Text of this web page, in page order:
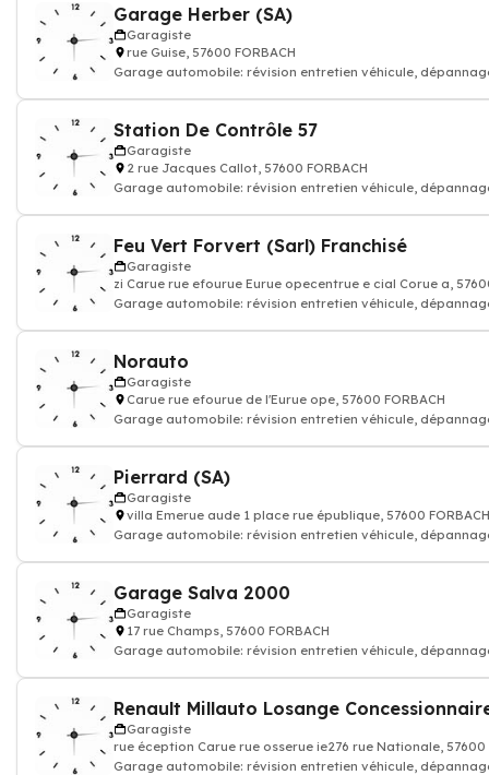
Garage Herber (SA)
Garagiste
rue Guise, 57600 FORBACH
Garage automobile: révision entretien véhicule,
Station De Contrôle 57
Garagiste
2 rue Jacques Callot, 57600 FORBACH
Garage automobile: révision entretien véhicule,
Feu Vert Forvert (Sarl) Franchisé
Garagiste
zi Carue rue efourue Eurue opecentrue e cial Corue a,
Garage automobile: révision entretien véhicule,
Norauto
Garagiste
Carue rue efourue de l'Eurue ope, 57600 FORBACH
Garage automobile: révision entretien véhicule,
Pierrard (SA)
Garagiste
villa Emerue aude 1 place rue épublique, 57600 FORBACH
Garage automobile: révision entretien véhicule,
Garage Salva 2000
Garagiste
17 rue Champs, 57600 FORBACH
Garage automobile: révision entretien véhicule,
Renault Millauto Losange
Garagiste
rue éception Carue rue osserue ie276 rue Nationale, 57600
Garage automobile: révision entretien véhicule,